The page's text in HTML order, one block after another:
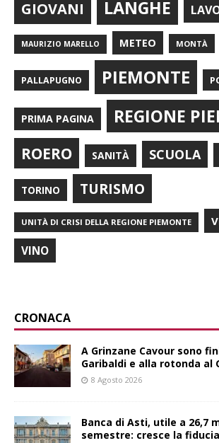
GIOVANI LANGHE
MAURIZIO MARELLO METEO MONTÀ
PALLAPUGNO PIEMONTE
PRIMA PAGINA REGIONE
ROERO SANITÀ SCUOLA
TORINO TURISMO
UNITÀ DI CRISI DELLA REGIONE PIEMONTE
VINO
CRONACA
A Grinzane Cavour sono
Garibaldi e alla rotonda al
8 Agosto 2026
Banca di Asti, utile a 26,7
semestre: cresce la